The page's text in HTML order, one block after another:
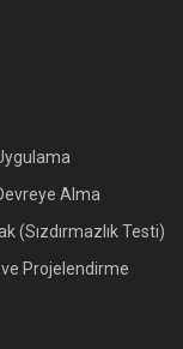
Alma
(Sızdırmazlık Testi)
ve Projelendirme